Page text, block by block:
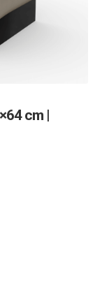
cm |